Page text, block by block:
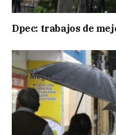
Dpec: trabajos de